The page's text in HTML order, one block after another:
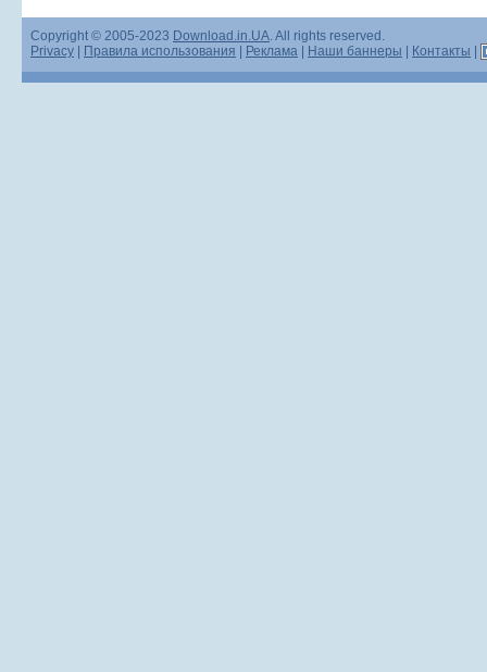
Copyright © 2005-2023 Download.in.UA. All rights reserved.
Privacy
Правила использования Реклама Наши баннеры Контакты